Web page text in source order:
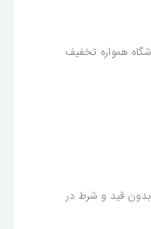
همواره تخفیف
قید و شرط در